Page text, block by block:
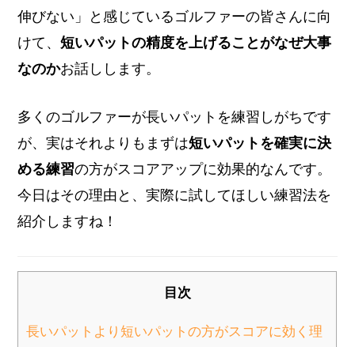
伸びない」と感じているゴルファーの皆さんに向
けて、短いパットの精度を上げることがなぜ大事
なのかお話しします。
多くのゴルファーが長いパットを練習しがちです
が、実はそれよりもまずは短いパットを確実に決
める練習の方がスコアアップに効果的なんです。
今日はその理由と、実際に試してほしい練習法を
紹介しますね！
目次
長いパットより短いパットの方がスコアに効く理